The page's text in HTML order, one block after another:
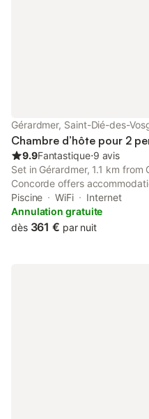
Gérardmer, Saint-Dié-des-
Chambre d’hôte pour 2
9.9Fantastique⋅9 avis
Set in Gérardmer, 1.1 km from
Concorde offers
spa facilities. This bed and
garden and free private
Piscine WiFi
Internet
Annulation gratuite
dès 361 € par nuit